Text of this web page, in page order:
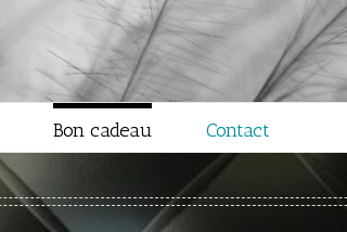
Bon cadeau Contact